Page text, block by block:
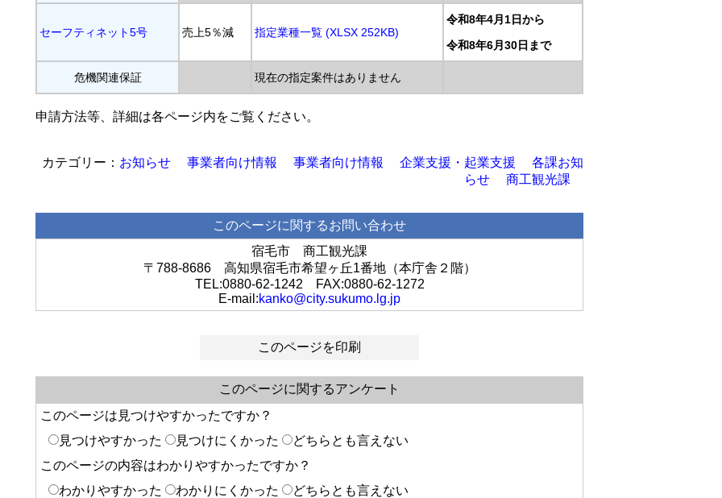
セーフティネット5号 売上5％減 指定業種一覧 (XLSX 252KB)
令和8年4月1日から
令和8年6月30日まで
危機関連保証 現在の指定案件はありません
申請方法等、詳細は各ページ内をご覧ください。
お知らせ 事業者向け情報 事業者向け情報 企業支援・起業支援
各課お知
らせ
商工観光課
このページに関するお問い合わせ
宿毛市 商工観光課
〒788-8686 高知県宿毛市希望ヶ丘1番地（本庁舎２階）
TEL:0880-62-1242 FAX:0880-62-1272
E-mail:kanko@city.sukumo.lg.jp
このページを印刷
このページに関するアンケート
このページは見つけやすかったですか？
見つけやすかった
見つけにくかった
どちらとも言えない
このページの内容はわかりやすかったですか？
わかりやすかった
わかりにくかった どちらとも言えない